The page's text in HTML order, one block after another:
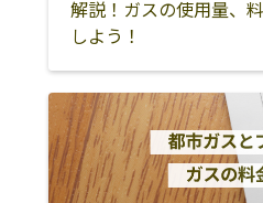
解説！ガスの使用量、
しよう！